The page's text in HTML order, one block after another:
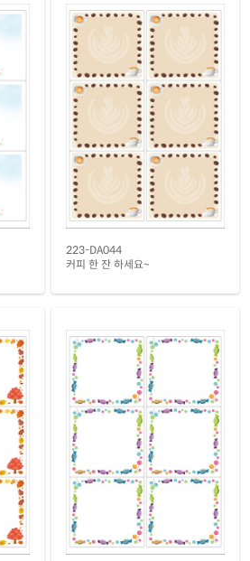
잉크젯 전용
레이저 전용
재질 설명
레이저
레이저 전용
재질 설명
방수 레이저
레이저 전용
방수 레이저
레이저 전용
이저
치미 레이저
레이저 전용
이저
레이저 전용
재질 설명
레이저
레이저 전용
재질 설명
레이저 전용
223-DA044
커피 한 잔 하세요~